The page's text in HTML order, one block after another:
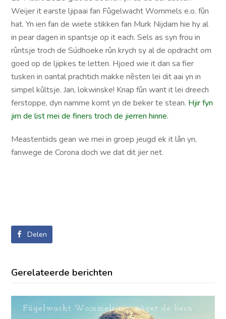
Weijer it earste ljipaai fan Fûgelwacht Wommels e.o. fûn
hat. Yn ien fan de wiete stikken fan Murk Nijdam hie hy al
in pear dagen in spantsje op it each. Sels as syn frou in
rûntsje troch de Súdhoeke rûn krych sy al de opdracht om
goed op de ljipkes te letten. Hjoed wie it dan sa fier
tusken in oantal prachtich makke nêsten lei dit aai yn in
simpel kûltsje. Jan, lokwinske! Knap fûn want it lei dreech
ferstoppe, dyn namme komt yn de beker te stean. Hjir fyn
jim de list mei de finers troch de jierren hinne.
Meastentiids gean we mei in groep jeugd ek it lân yn,
fanwege de Corona doch we dat dit jier net.
Delen
Gerelateerde berichten